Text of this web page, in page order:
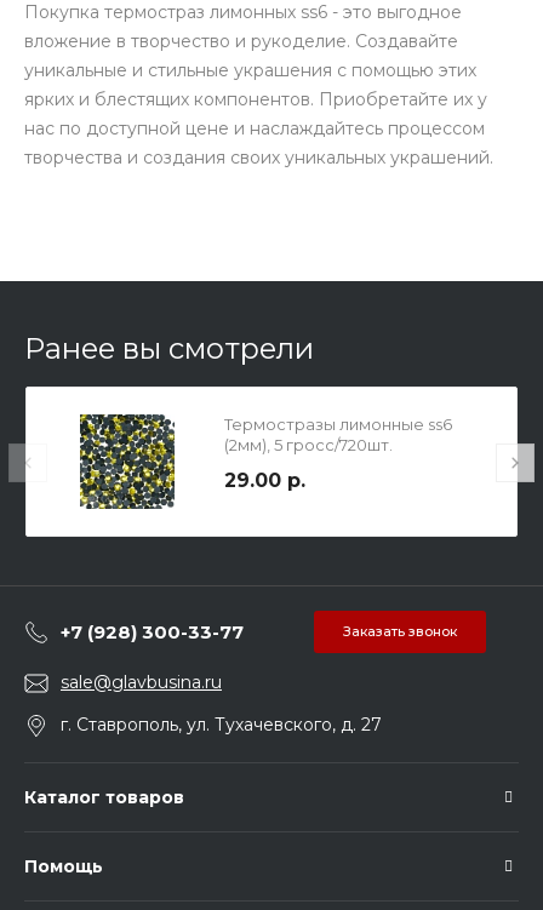
Покупка термостраз лимонных ss6 - это выгодное
вложение в творчество и рукоделие. Создавайте
уникальные и стильные украшения с помощью этих
ярких и блестящих компонентов. Приобретайте их у
нас по доступной цене и наслаждайтесь процессом
творчества и создания своих уникальных украшений.
Ранее вы смотрели
Термостразы лимонные ss6
(2мм), 5 гросс/720шт.
29.00 р.
+7 (928) 300-33-77 Заказать звонок
sale@glavbusina.ru
г. Ставрополь, ул. Тухачевского, д. 27
Каталог товаров
Помощь